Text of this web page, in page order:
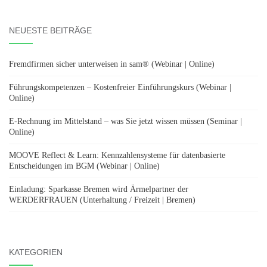
NEUESTE BEITRÄGE
Fremdfirmen sicher unterweisen in sam® (Webinar | Online)
Führungskompetenzen – Kostenfreier Einführungskurs (Webinar |
Online)
E-Rechnung im Mittelstand – was Sie jetzt wissen müssen (Seminar |
Online)
MOOVE Reflect & Learn: Kennzahlensysteme für datenbasierte
Entscheidungen im BGM (Webinar | Online)
Einladung: Sparkasse Bremen wird Ärmelpartner der
WERDERFRAUEN (Unterhaltung / Freizeit | Bremen)
KATEGORIEN